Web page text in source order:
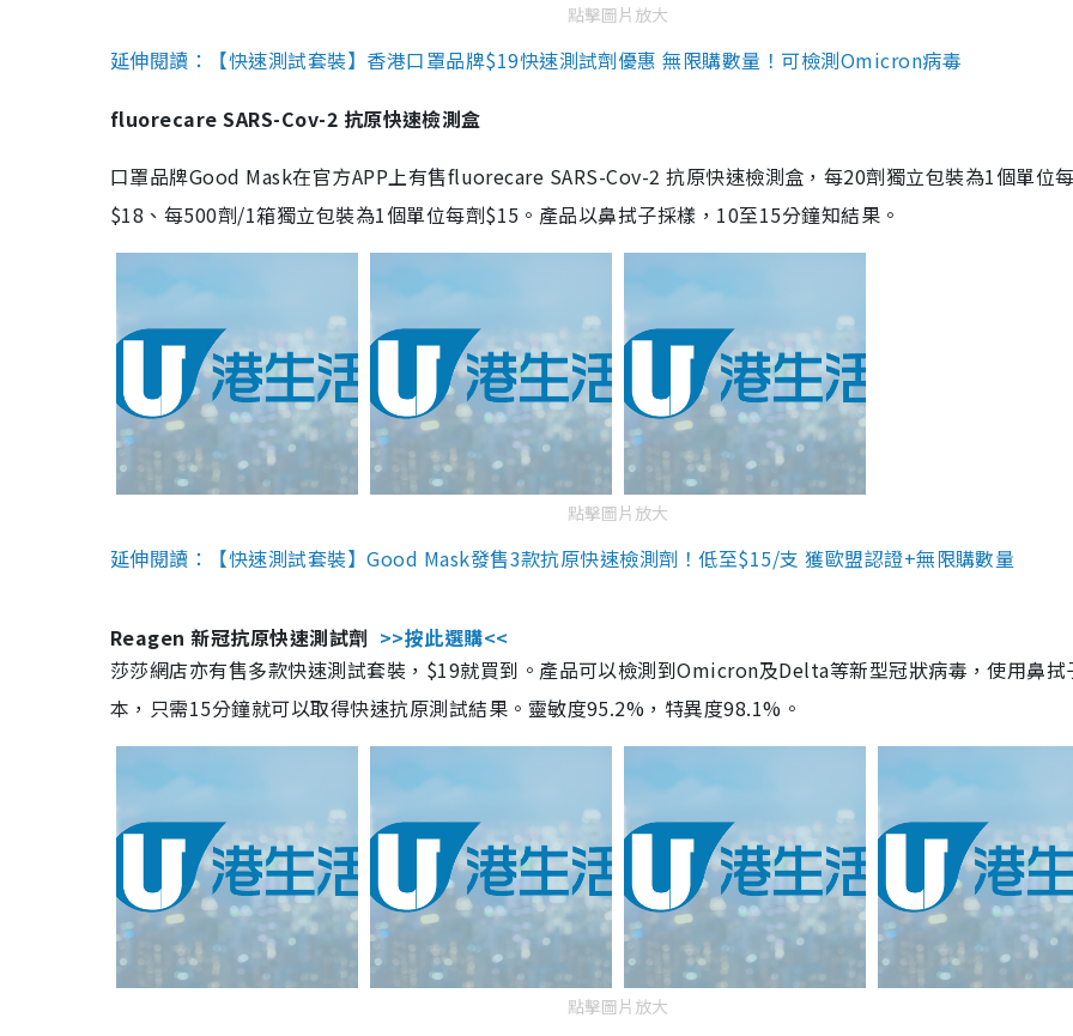
點擊圖片放大
延伸閱讀：【快速測試套裝】香港口罩品牌$19快速測試劑優惠 無限購數量！可檢測Omicron病毒
fluorecare SARS-Cov-2 抗原快速檢測盒
口罩品牌Good Mask在官方APP上有售fluorecare SARS-Cov-2 抗原快速檢測盒，每20劑獨立包裝為1個單位
$18、每500劑/1箱獨立包裝為1個單位每劑$15。產品以鼻拭子採樣，10至15分鐘知結果。
點擊圖片放大
延伸閱讀：【快速測試套裝】Good Mask發售3款抗原快速檢測劑！低至$15/支 獲歐盟認證+無限購數量
Reagen 新冠抗原快速測試劑 >>按此選購<<
莎莎網店亦有售多款快速測試套裝，$19就買到。產品可以檢測到Omicron及Delta等新型冠狀病毒，使用鼻拭
本，只需15分鐘就可以取得快速抗原測試結果。靈敏度95.2%，特異度98.1%。
點擊圖片放大